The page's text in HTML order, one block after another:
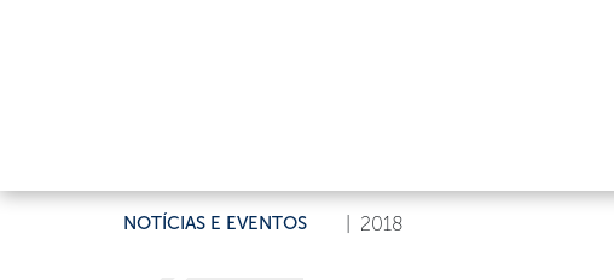
NOTÍCIAS E EVENTOS 2018